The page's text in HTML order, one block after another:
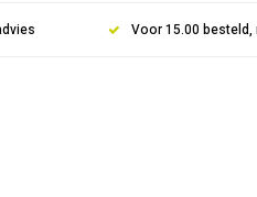
Voor 15.00